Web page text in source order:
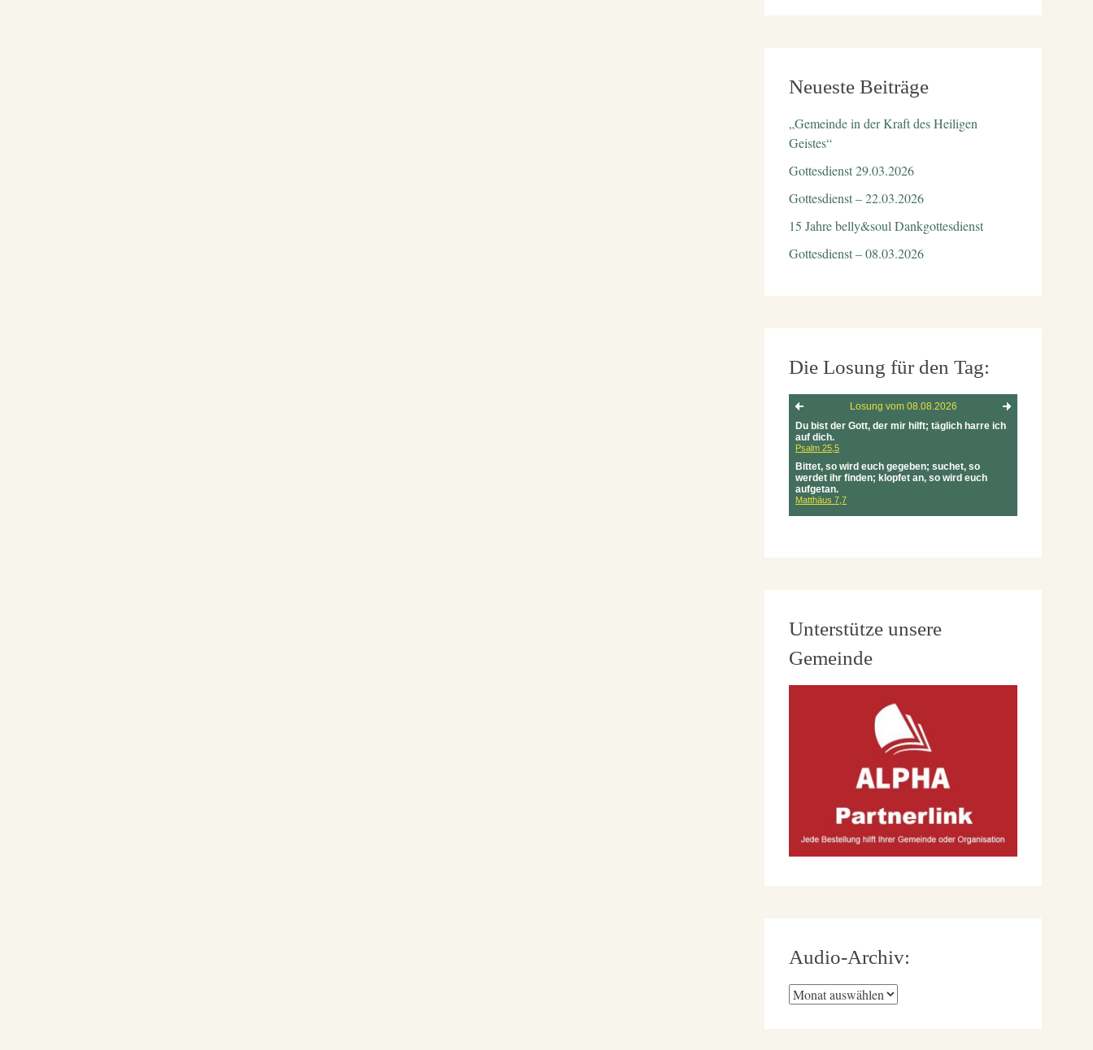
Neueste Beiträge
„Gemeinde in der Kraft des Heiligen
Geistes“
Gottesdienst 29.03.2026
Gottesdienst – 22.03.2026
15 Jahre belly&soul Dankgottesdienst
Gottesdienst – 08.03.2026
Die Losung für den Tag:
Unterstütze unsere
Gemeinde
Audio-Archiv:
Audio-